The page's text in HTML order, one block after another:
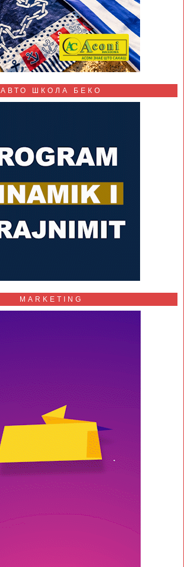
АВТО ШКОЛА БЕКО
MARKETING